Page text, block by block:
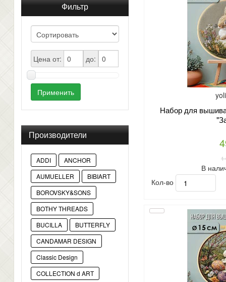
Фильтр
Цена от: до:
Применить
Производители
ADDI
ANCHOR
AUMUELLER
BIBIART
BOROVSKY&SONS
BOTHY THREADS
BUCILLA
BUTTERFLY
CANDAMAR DESIGN
Classic Design
COLLECTION d ART
Набор для
1
В
Кол-во